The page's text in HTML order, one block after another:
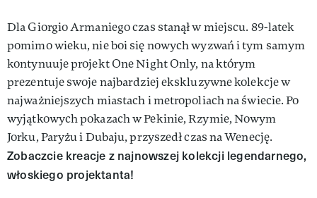
Dla Giorgio Armaniego czas stanął w miejscu. 89-latek
pomimo wieku, nie boi się nowych wyzwań i tym samym
kontynuuje projekt One Night Only, na którym
prezentuje swoje najbardziej ekskluzywne kolekcje w
najważniejszych miastach i metropoliach na świecie. Po
wyjątkowych pokazach w Pekinie, Rzymie, Nowym
Jorku, Paryżu i Dubaju, przyszedł czas na Wenecję.
Zobaczcie kreacje z najnowszej kolekcji legendarnego,
włoskiego projektanta!